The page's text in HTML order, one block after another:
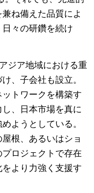
ね備えた品質によ
々の研鑽を続け
ジア地域における重
、子会社も設立。
トワークを構築す
、日本市場を真に
ようとしている。
根、あるいはショ
ロジェクトで存在
より力強く支援す